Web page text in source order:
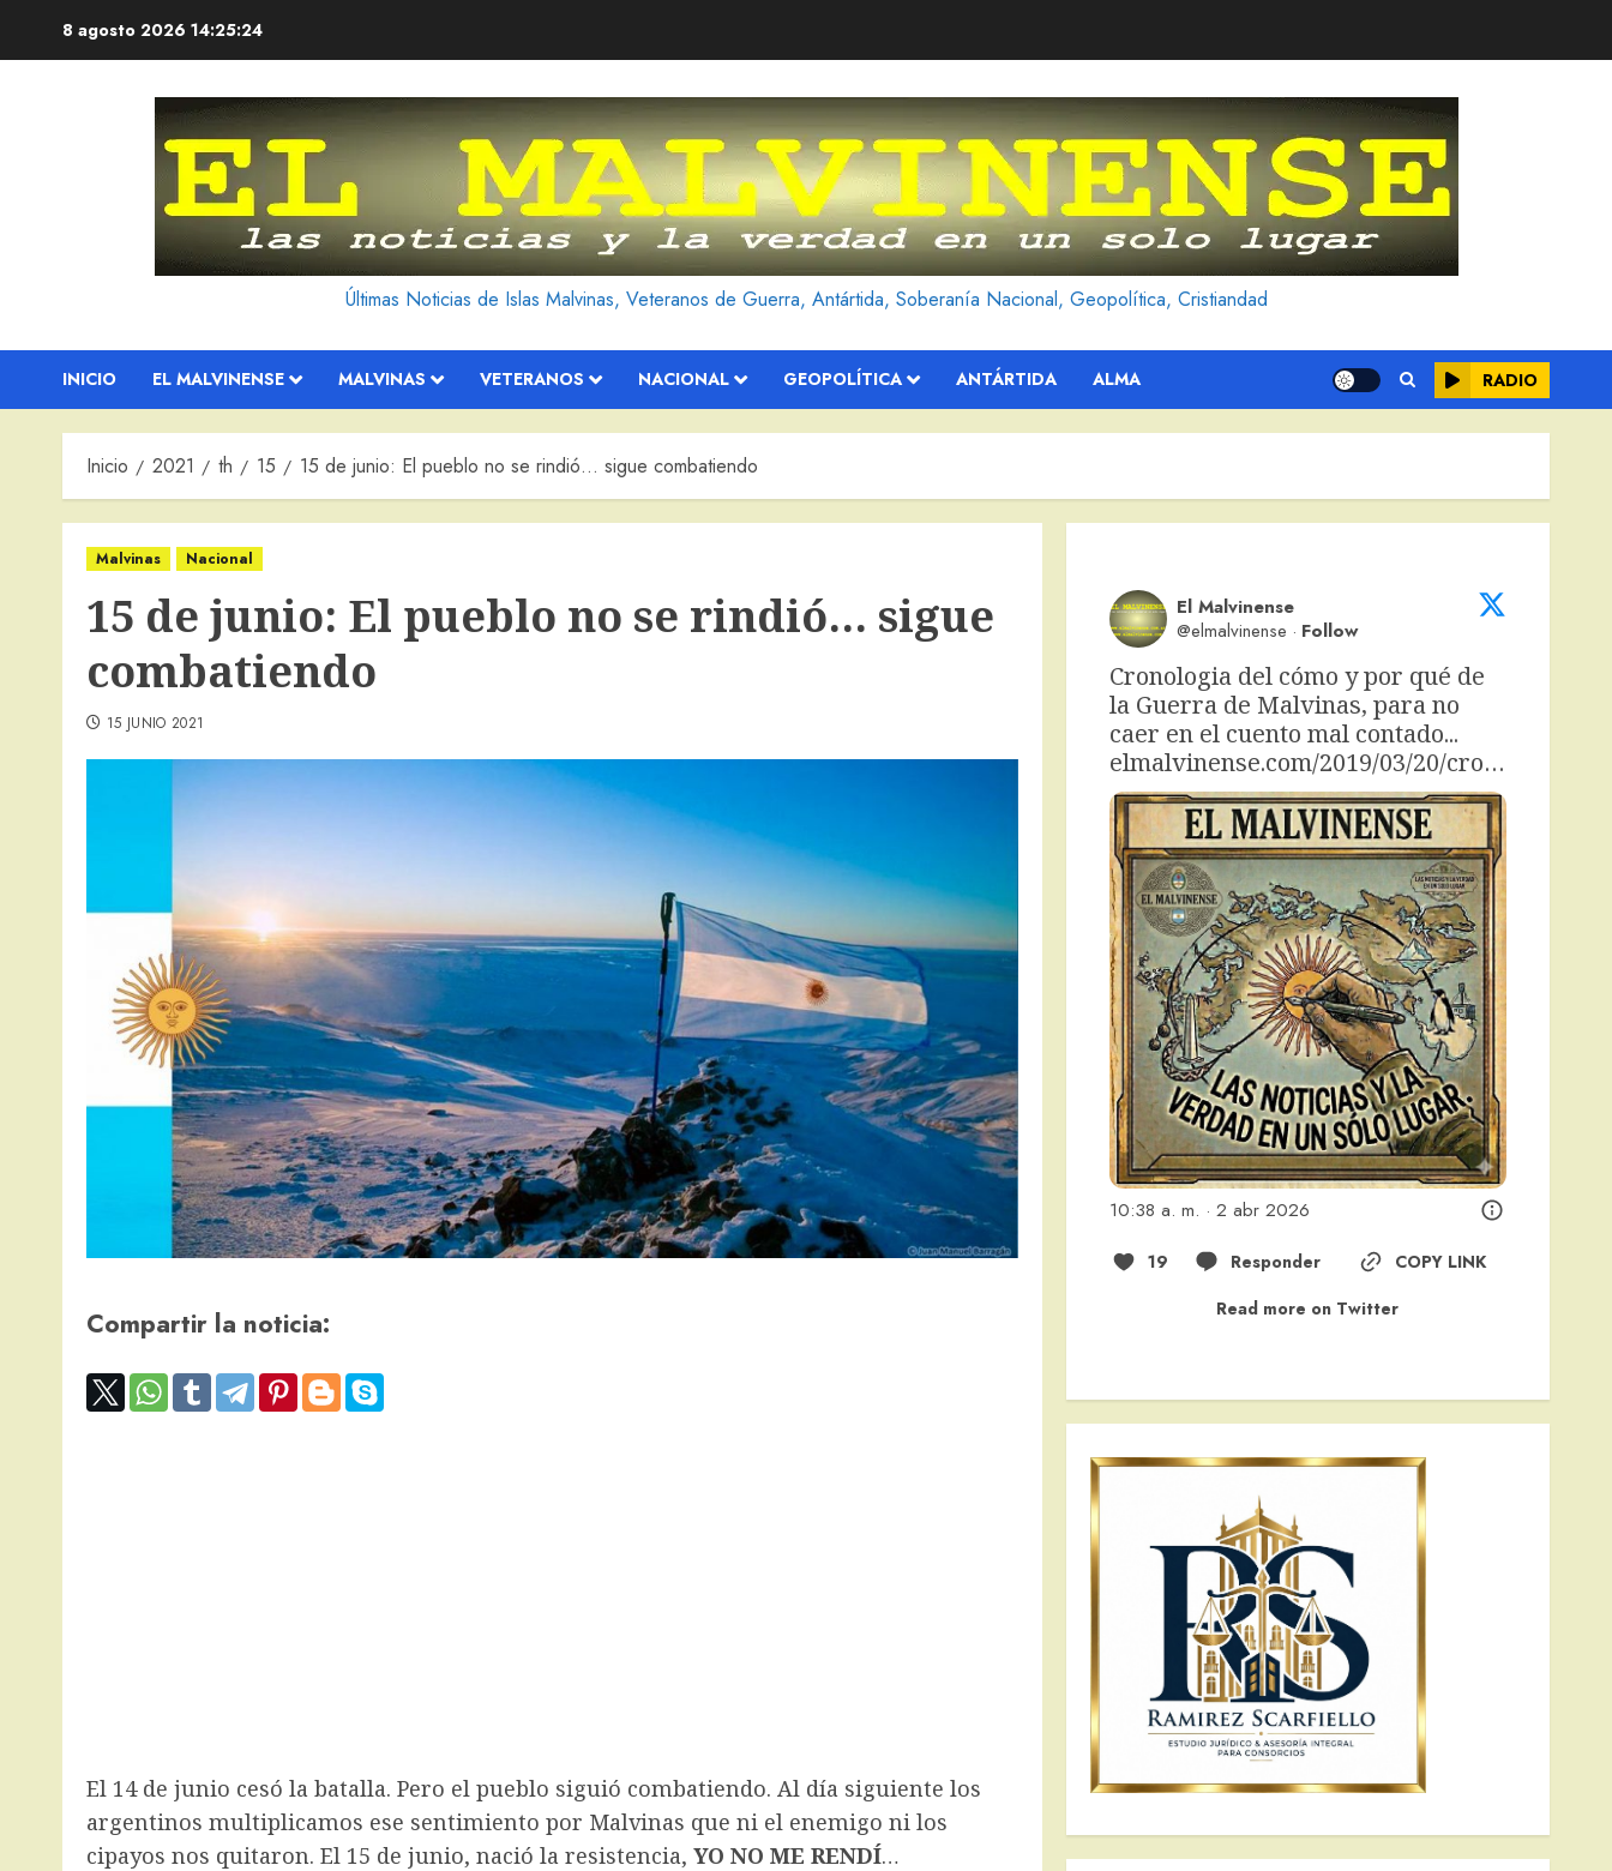
8 agosto 2026 14:25:26
Últimas Noticias de Islas Malvinas, Veteranos de Guerra, Antártida, Soberanía Nacional, Geopolítica, Cristiandad
INICIO EL MALVINENSE MALVINAS VETERANOS NACIONAL GEOPOLÍTICA ANTÁRTIDA ALMA RADIO
Inicio 2021 th 15 15 de junio: El pueblo no se rindió… sigue combatiendo
Malvinas Nacional
15 de junio: El pueblo no se rindió… sigue
combatiendo
15 JUNIO 2021
Compartir la noticia:
El 14 de junio cesó la batalla. Pero el pueblo siguió combatiendo. Al día siguiente los
argentinos multiplicamos ese sentimiento por Malvinas que ni el enemigo ni los
cipayos nos quitaron. El 15 de junio, nació la resistencia, YO NO ME RENDÍ…
El Malvinense
@elmalvinense · Follow
Cronologia del cómo y por qué de
la Guerra de Malvinas, para no
elmalvinense.com/2019/03/20/cro…
10:38 a. m. · 2 abr 2026
19 Responder
COPY LINK
Read more on Twitter